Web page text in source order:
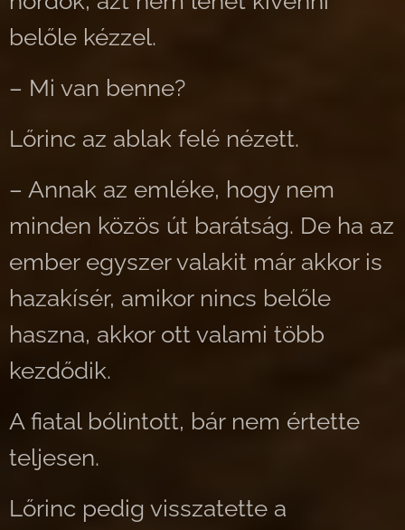
belőle kézzel.
– Mi van benne?
Lőrinc az ablak felé nézett.
– Annak az emléke, hogy nem
minden közös út barátság. De ha az
ember egyszer valakit már akkor is
hazakísér, amikor nincs belőle
haszna, akkor ott valami több
kezdődik.
A fiatal bólintott, bár nem értette
teljesen.
Lőrinc pedig visszatette a